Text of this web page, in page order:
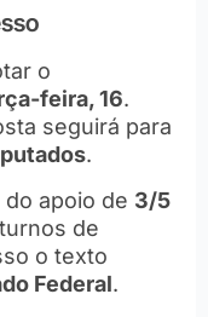
o
feira, 16.
seguirá para
.
do apoio de 3/5
de
o texto
Federal.